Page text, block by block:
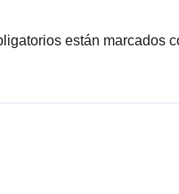
están marcados